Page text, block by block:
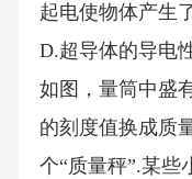
起电使物体产生
D.超导体的导电
如图，量筒中盛
的刻度值换成质
个“质量秤”.某些